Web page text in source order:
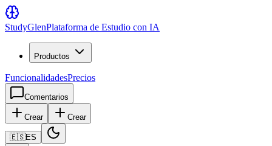
StudyGlenPlataforma de Estudio con IA
Productos
FuncionalidadesPrecios
Comentarios
Crear Crear
🇪🇸ES